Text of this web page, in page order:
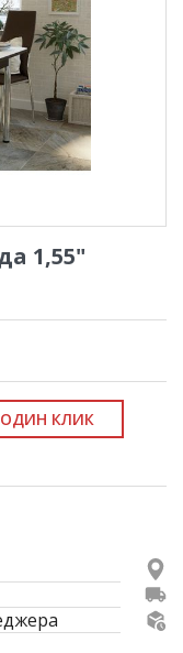
1,55"
КЛИК